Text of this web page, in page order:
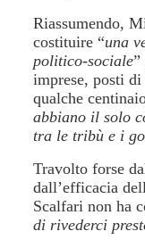
Riassumendo,
costituire “una
politico-sociale”
imprese, posti di
qualche
abbiano il solo
tra le tribù e i
Travolto forse
dall’efficacia
Scalfari non ha
di rivederci